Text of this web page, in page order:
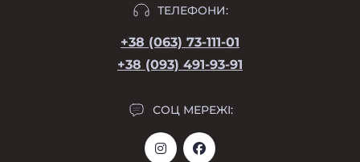
ТЕЛЕФОНИ:
+38 (063) 73-111-01
+38 (093) 491-93-91
СОЦ МЕРЕЖІ: